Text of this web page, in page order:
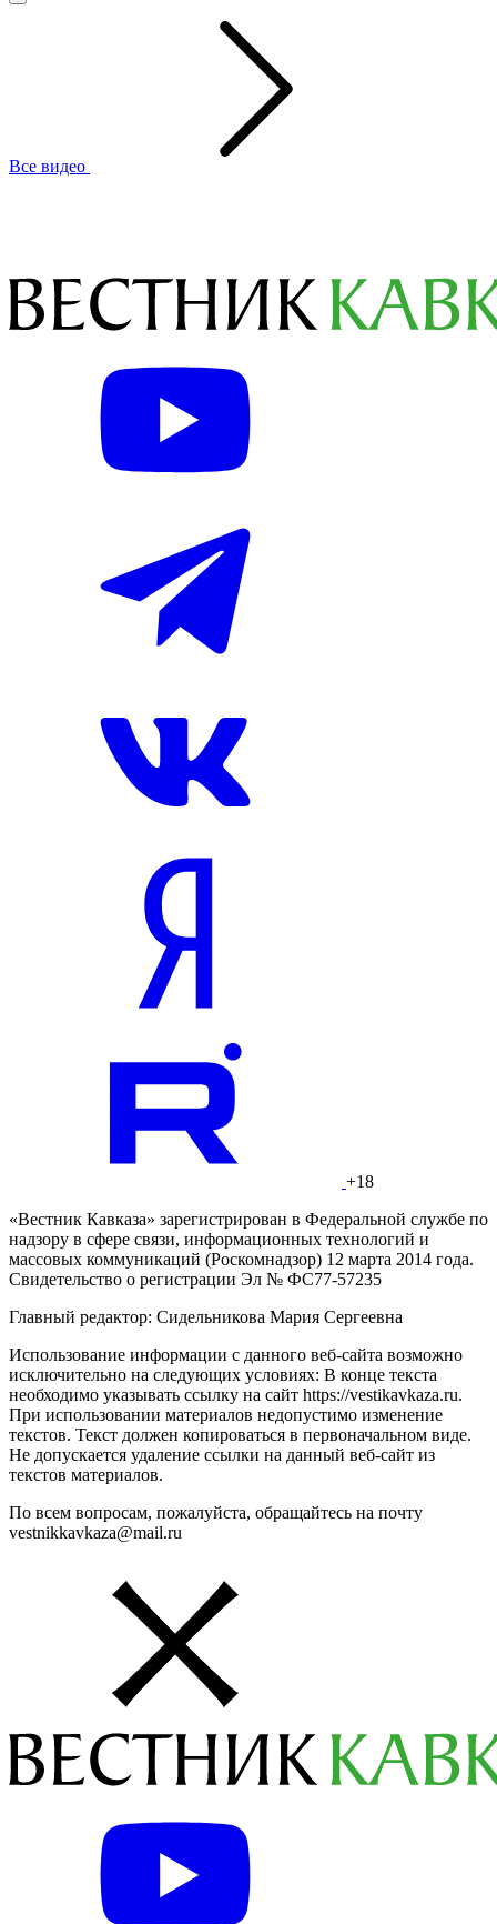
Все видео
+18
«Вестник Кавказа» зарегистрирован в Федеральной службе по
надзору в сфере связи, информационных технологий и
массовых коммуникаций (Роскомнадзор) 12 марта 2014 года.
Свидетельство о регистрации Эл № ФС77-57235
Главный редактор: Сидельникова Мария Сергеевна
Использование информации с данного веб-сайта возможно
исключительно на следующих условиях: В конце текста
необходимо указывать ссылку на сайт https://vestikavkaza.ru.
При использовании материалов недопустимо изменение
текстов. Текст должен копироваться в первоначальном виде.
Не допускается удаление ссылки на данный веб-сайт из
текстов материалов.
По всем вопросам, пожалуйста, обращайтесь на почту
vestnikkavkaza@mail.ru